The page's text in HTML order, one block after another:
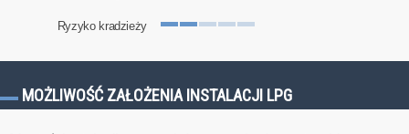
Ryzyko kradzieży
MOŻLIWOŚĆ ZAŁOŻENIA INSTALACJI LPG